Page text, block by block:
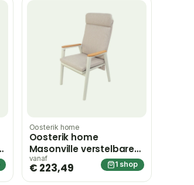
Oosterik home
Oosterik home
Masonville verstelbare
dining stoel sunny
creme – beige
vanaf
€ 223,49 1 shop